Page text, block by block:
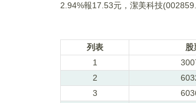
2.94%報17.53元，潔美科技
列表 股
1
2
3